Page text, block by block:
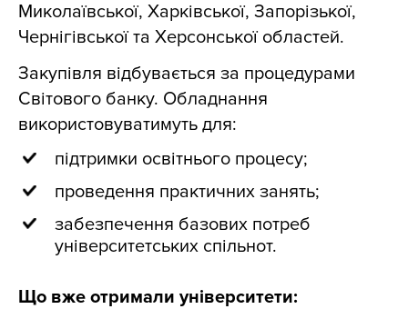
Миколаївської, Харківської, Запорізької,
Чернігівської та Херсонської областей.
Закупівля відбувається за процедурами
Світового банку. Обладнання
використовуватимуть для:
підтримки освітнього процесу;
проведення практичних занять;
забезпечення базових потреб
університетських спільнот.
Що вже отримали університети: